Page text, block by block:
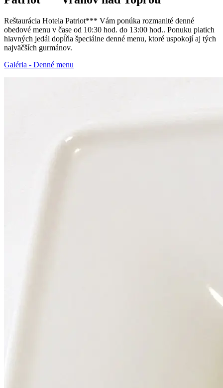
Reštaurácia Hotela Patriot*** Vám ponúka rozmanité denné
obedové menu v čase od 10:30 hod. do 13:00 hod.. Ponuku piatich
hlavných jedál dopĺňa špeciálne denné menu, ktoré uspokojí aj tých
najväčších gurmánov.
Galéria - Denné menu